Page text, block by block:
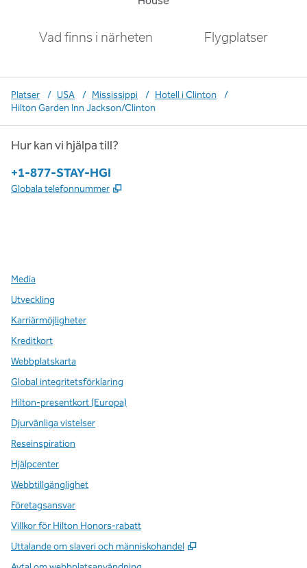
Vad finns i närheten Flygplatser
Platser / USA / Mississippi / Hotell i Clinton
/
Hilton Garden Inn Jackson/Clinton
Hur kan vi hjälpa till?
Telefon:
+1-877-STAY-HGI
Globala telefonnummer ,
Media
Utveckling
Karriärmöjligheter
Kreditkort
Webbplatskarta
Global integritetsförklaring
Hilton-presentkort (Europa)
Djurvänliga vistelser
Reseinspiration
Hjälpcenter
Webbtillgänglighet
Företagsansvar
Villkor för Hilton Honors-rabatt
Uttalande om slaveri och människohandel
,